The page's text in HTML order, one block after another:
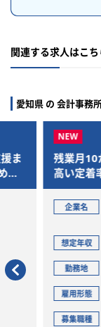
関連する求人はこち
愛知県 の 会計事務
ま
ま
残業月10
高い定着
フィス業
企業名
想定年収
勤務地
雇用形態
募集職種